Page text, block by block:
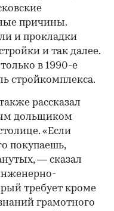
причины.
и прокладки
и так далее.
в 1990-е
стройкомплекса.
рассказал
дольщиком
«Если
покупаешь,
— сказал
требует кроме
грамотного